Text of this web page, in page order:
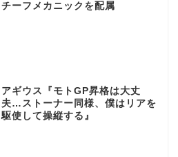
チーフメカニックを配属
アギウス『モトGP昇格は大丈
夫…ストーナー同様、僕はリアを
駆使して操縦する』